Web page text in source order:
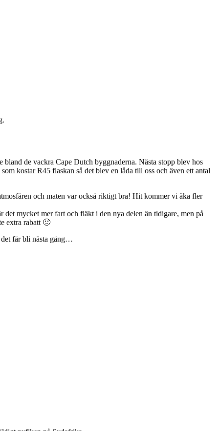
de vackra Cape Dutch byggnaderna. Nästa stopp blev hos
kostar R45 flaskan så det blev en låda till oss och även ett antal
och maten var också riktigt bra! Hit kommer vi åka fler
mycket mer fart och fläkt i den nya delen än tidigare, men på
extra rabatt 🙂
får bli nästa gång…